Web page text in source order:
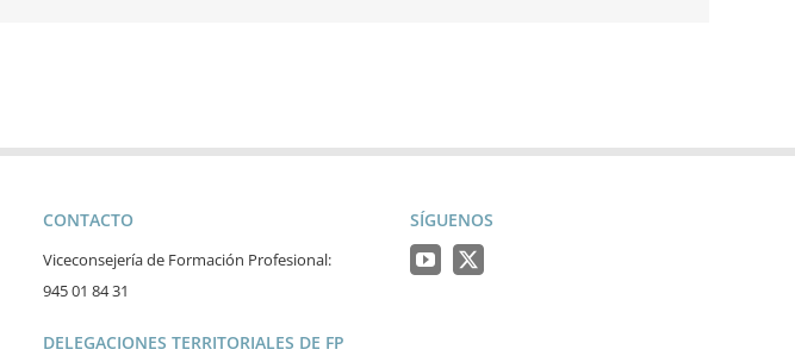
CONTACTO
Viceconsejería de Formación Profesional:
945 01 84 31
DELEGACIONES TERRITORIALES DE FP
SÍGUENOS